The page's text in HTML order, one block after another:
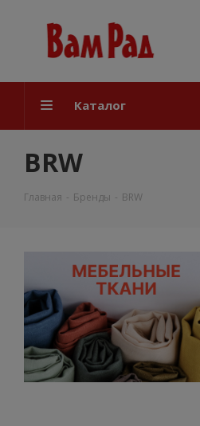
Каталог
BRW
Главная - Бренды - BRW